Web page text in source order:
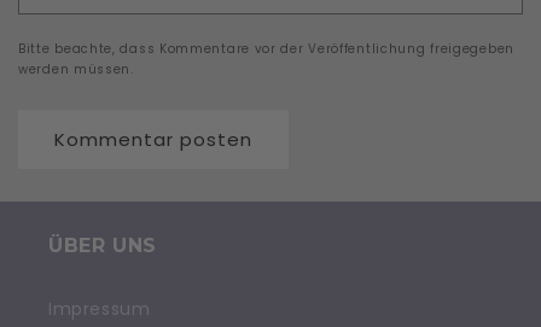
Bitte beachte, dass Kommentare vor der Veröffentlichung freigegeben
werden müssen.
ÜBER UNS
Impressum